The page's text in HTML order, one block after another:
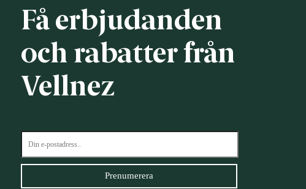
Få erbjudanden
och rabatter från
Vellnez